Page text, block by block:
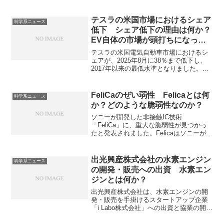
シード層を成膜し、その後、電解めっき
でボイドなく銅を埋め込み、最後にCMP
で余分な銅を除去し平坦化することで行
われます。銅による充填の方法、特に電
界めっきでの充填方法を知ることができ
ます。
科学系ニュース
テスラの米国市場におけるシェア
低下 シェア低下の理由は何か？
EV自体の市場が頭打ちになって
いる理由は？
テスラの米国電気自動車市場におけるシ
ェアが、2025年8月に38％まで低下し、
2017年以来の最低水準となりました。シ
要減速などが挙げられます。どのような
競合がいるのか、EV全体の需要減速の理
由は何かを知ることができます。
科学系ニュース
FeliCaのぜい弱性 Felicaとは何
か？どのような脆弱性なのか？
ソニーが開発した非接触IC技術
「FeliCa」に、重大な脆弱性が見つかっ
たと発表されました。Felicaはソニーが開
使われています。見つかったぜい弱性の
概要や非接触ICカードの原理を知ること
ができます。
科学系ニュース
出光興産株式会社の水素エンジン
の開発・販売への出資 水素エン
ジンとは何か？
出光興産株式会社は、水素エンジンの開
発・販売を手掛けるスタートアップ企業
「i Labo株式会社」への出資と協業の開始